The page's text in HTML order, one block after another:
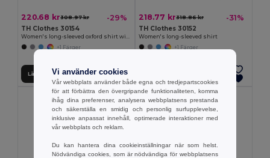
220.68 kr308.97 kr -29%
TH Clothes 30154
Women's long-sleeved oxford shirt with pearl coloured buttons
+1 Färger
Lägg till i Varukorgen
218.77 kr318.86 kr -31%
TH Clothes 30152
Women's long-sleeved shirt
+1 Färger
Vi använder cookies
Vår webbplats använder både egna och tredjepartscookies
för att förbättra den övergripande funktionaliteten, komma
ihåg dina preferenser, analysera webbplatsens prestanda
och säkerställa en smidig och personlig surfupplevelse,
inklusive anpassat innehåll, optimerade interaktioner med
vår webbplats och reklam.
Du kan hantera dina cookieinställningar när som helst.
Nödvändiga cookies, som är nödvändiga för webbplatsens